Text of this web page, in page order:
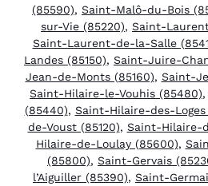
(85590), Saint-Malô-du-Bois
sur-Vie (85220), Saint-
Saint-Laurent-de-la-Salle
Landes (85150), Saint-Juire-
Jean-de-Monts (85160), Saint-
Saint-Hilaire-le-Vouhis (85480),
(85440), Saint-Hilaire-des-Loges
de-Voust (85120), Saint-Hilaire-
Hilaire-de-Loulay (85600),
(85800), Saint-Gervais
l’Aiguiller (85390), Saint-